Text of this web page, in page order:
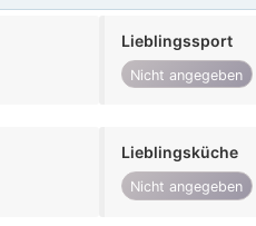
Lieblingssport
Nicht angegeben
Lieblingsküche
Nicht angegeben